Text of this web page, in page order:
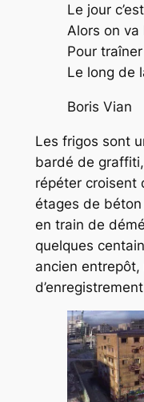
Le jour
Alors on va
Pour
Le long de
Boris Vian
Les frigos sont
bardé de graffiti
répéter croisent
étages de
en train de
quelques
ancien